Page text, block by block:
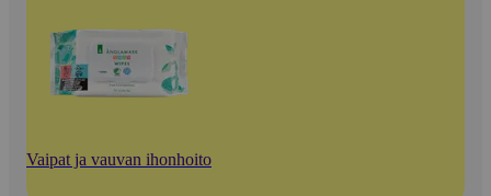
Vaipat ja vauvan ihonhoito